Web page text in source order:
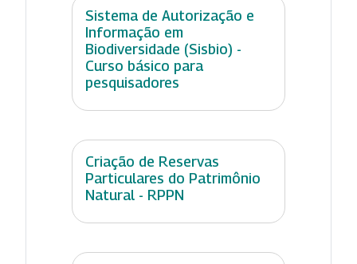
Sistema de Autorização e
Informação em
Biodiversidade (Sisbio) -
Curso básico para
pesquisadores
Criação de Reservas
Particulares do Patrimônio
Natural - RPPN